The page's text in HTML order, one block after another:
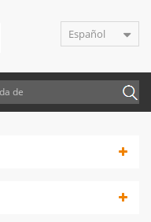
Español